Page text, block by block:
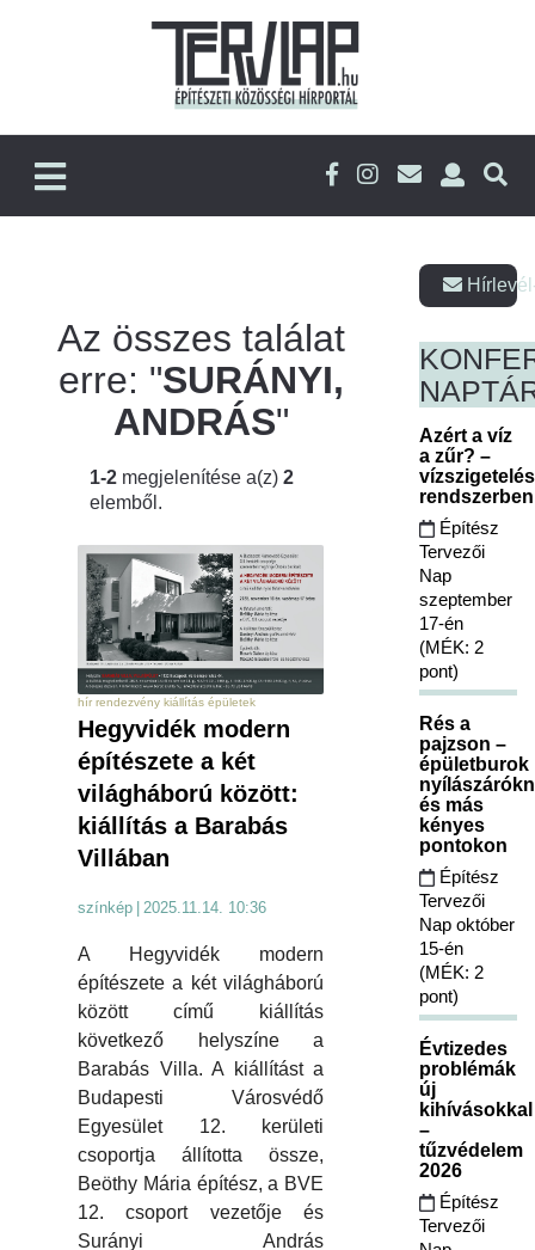
Az összes találat
erre: "SURÁNYI,
ANDRÁS"
1-2 megjelenítése a(z) 2
elemből.
hír rendezvény kiállítás épületek
Hegyvidék modern
építészete a két
világháború között:
kiállítás a Barabás
Villában
színkép | 2025.11.14. 10:36
A Hegyvidék modern
építészete a két világháború
között című kiállítás
következő helyszíne a
Barabás Villa. A kiállítást a
Budapesti Városvédő
Egyesület 12. kerületi
csoportja állította össze,
Beöthy Mária építész, a BVE
12. csoport vezetője és
Surányi András
Azért a víz
a zűr? –
Építész
Tervezői
Nap
szeptember
17-én
(MÉK: 2
pont)
Rés a
pajzson –
épületburok
és más
kényes
pontokon
Építész
Tervezői
Nap október
15-én
(MÉK: 2
pont)
Évtizedes
problémák
új
kihívásokkal
–
tűzvédelem
2026
Építész
Tervezői